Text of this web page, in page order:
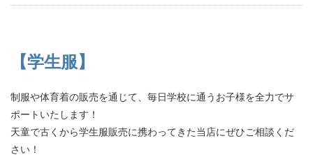
【学生服】
制服や体育着の販売を通じて、毎日学校に通うお子様を全力でサ
ポートいたします！
天童で古くから学生服販売に携わってきた当店にぜひご相談くだ
さい！